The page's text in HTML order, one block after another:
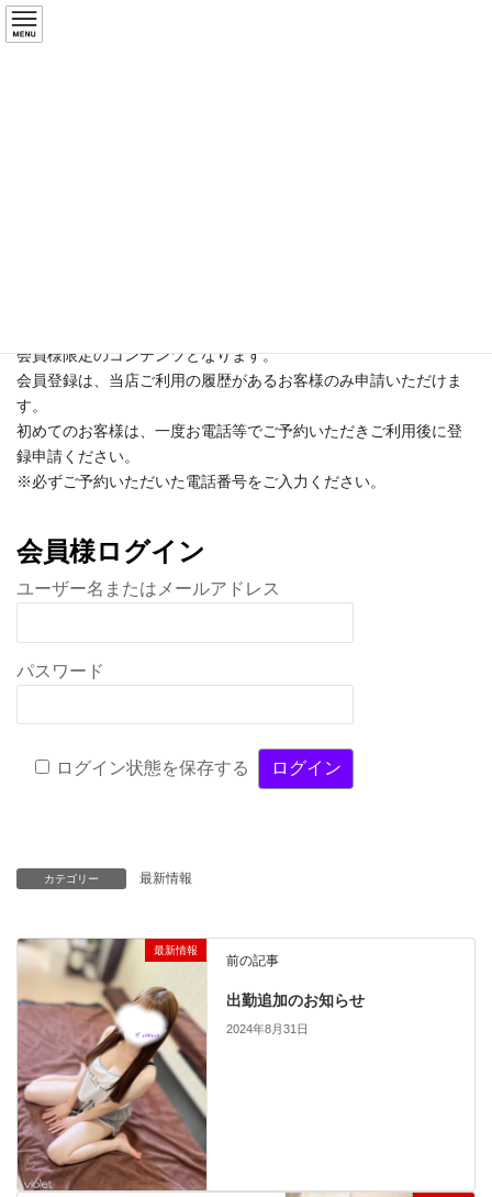
コ
ン
ナ
ビ
会員様限定のコンテンツとなります。
会員登録は、当店ご利用の履歴があるお客様のみ申請いただけま
す。
初めてのお客様は、一度お電話等でご予約いただきご利用後に登
録申請ください。
※必ずご予約いただいた電話番号をご入力ください。
会員様ログイン
ユーザー名またはメールアドレス
パスワード
ログイン状態を保存する
カテゴリー 最新情報
最新情報
前の記事
出勤追加のお知らせ
2024年8月31日